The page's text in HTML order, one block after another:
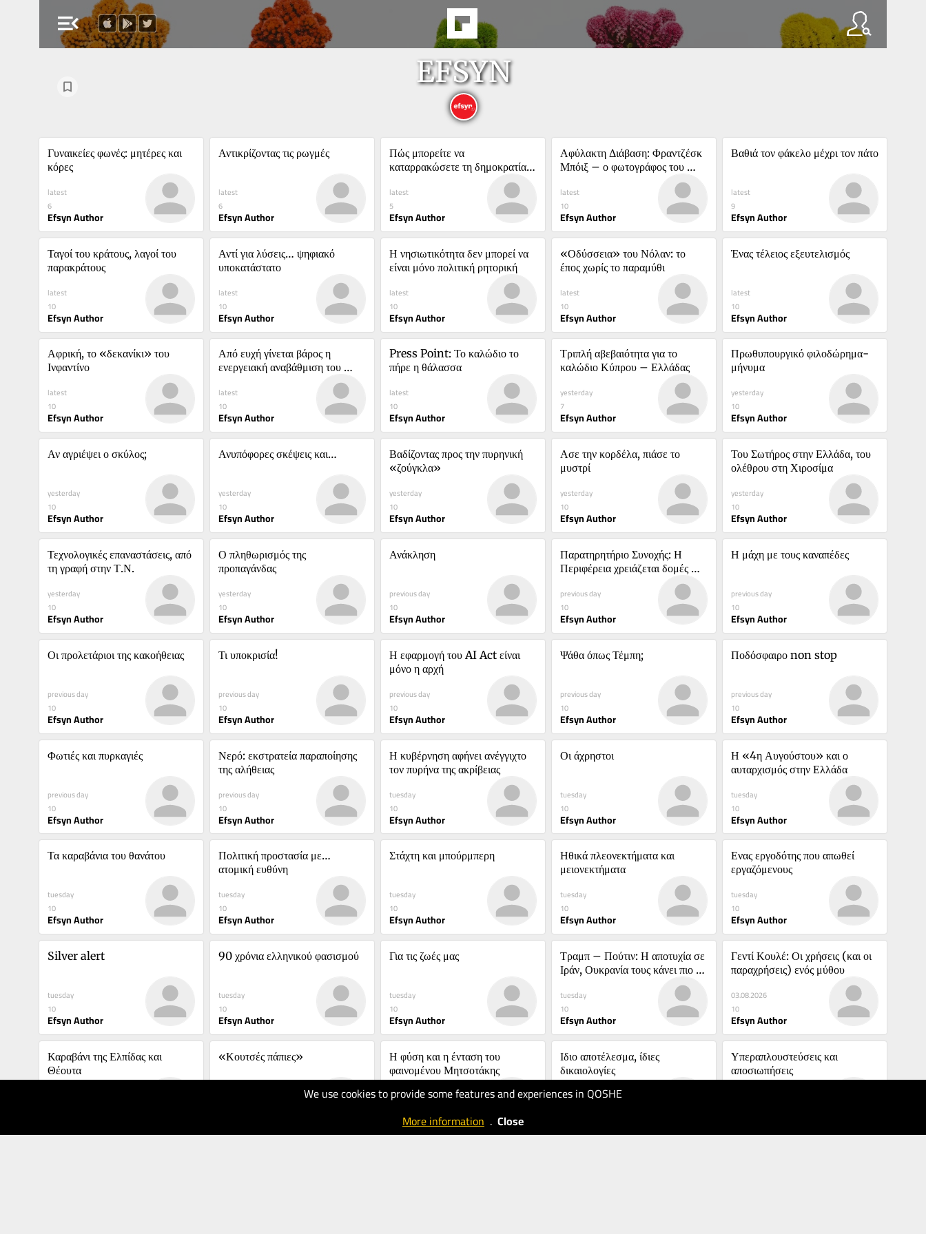
menu_open
EFSYN
We use cookies to provide some features and experiences in QOSHE
More information . Close
Γυναικείες φωνές: μητέρες και
κόρες
latest
6
Efsyn Author
Αντικρίζοντας τις ρωγμές
latest
6
Efsyn Author
Πώς μπορείτε να
καταρρακώσετε τη δημοκρατία
latest
5
Efsyn Author
Αφύλακτη Διάβαση: Φραντζέσκ
Μπόιξ – ο φωτογράφος του
latest
10
Efsyn Author
Βαθιά τον φάκελο μέχρι τον πάτο
latest
9
Efsyn Author
Ταγοί του κράτους, λαγοί του
παρακράτους
latest
10
Efsyn Author
Αντί για λύσεις… ψηφιακό
υποκατάστατο
latest
10
Efsyn Author
Η νησιωτικότητα δεν μπορεί να
είναι μόνο πολιτική ρητορική
latest
10
Efsyn Author
«Οδύσσεια» του Νόλαν: το
έπος χωρίς το παραμύθι
latest
10
Efsyn Author
Ένας τέλειος εξευτελισμός
latest
10
Efsyn Author
Αφρική, το «δεκανίκι» του
Ινφαντίνο
latest
10
Efsyn Author
Από ευχή γίνεται βάρος η
ενεργειακή αναβάθμιση του
latest
10
Efsyn Author
Press Point: Το καλώδιο το
πήρε η θάλασσα
latest
10
Efsyn Author
Τριπλή αβεβαιότητα για το
καλώδιο Κύπρου – Ελλάδας
yesterday
7
Efsyn Author
Πρωθυπουργικό φιλοδώρημα-
μήνυμα
yesterday
10
Efsyn Author
Αν αγριέψει ο σκύλος;
yesterday
10
Efsyn Author
Ανυπόφορες σκέψεις και…
yesterday
10
Efsyn Author
Βαδίζοντας προς την πυρηνική
«ζούγκλα»
yesterday
10
Efsyn Author
Ασε την κορδέλα, πιάσε το
μυστρί
yesterday
10
Efsyn Author
Του Σωτήρος στην Ελλάδα, του
ολέθρου στη Χιροσίμα
yesterday
10
Efsyn Author
Τεχνολογικές επαναστάσεις, από
τη γραφή στην Τ.Ν.
yesterday
10
Efsyn Author
Ο πληθωρισμός της
προπαγάνδας
yesterday
10
Efsyn Author
Ανάκληση
previous day
10
Efsyn Author
Παρατηρητήριο Συνοχής: Η
Περιφέρεια χρειάζεται δομές
previous day
10
Efsyn Author
Η μάχη με τους καναπέδες
previous day
10
Efsyn Author
Οι προλετάριοι της κακοήθειας
previous day
10
Efsyn Author
Τι υποκρισία!
previous day
10
Efsyn Author
Η εφαρμογή του AI Act είναι
μόνο η αρχή
previous day
10
Efsyn Author
Ψάθα όπως Τέμπη;
previous day
10
Efsyn Author
Ποδόσφαιρο non stop
previous day
10
Efsyn Author
Φωτιές και πυρκαγιές
previous day
10
Efsyn Author
Νερό: εκστρατεία παραποίησης
της αλήθειας
previous day
10
Efsyn Author
Η κυβέρνηση αφήνει ανέγγιχτο
τον πυρήνα της ακρίβειας
tuesday
10
Efsyn Author
Οι άχρηστοι
tuesday
10
Efsyn Author
Η «4η Αυγούστου» και ο
αυταρχισμός στην Ελλάδα
tuesday
10
Efsyn Author
Τα καραβάνια του θανάτου
tuesday
10
Efsyn Author
Πολιτική προστασία με…
ατομική ευθύνη
tuesday
10
Efsyn Author
Στάχτη και μπούρμπερη
tuesday
10
Efsyn Author
Ηθικά πλεονεκτήματα και
μειονεκτήματα
tuesday
10
Efsyn Author
Ενας εργοδότης που απωθεί
εργαζόμενους
tuesday
10
Efsyn Author
Silver alert
tuesday
10
Efsyn Author
90 χρόνια ελληνικού φασισμού
tuesday
10
Efsyn Author
Για τις ζωές μας
tuesday
10
Efsyn Author
Τραμπ – Πούτιν: Η αποτυχία σε
Ιράν, Ουκρανία τους κάνει πιο
tuesday
10
Efsyn Author
Γεντί Κουλέ: Οι χρήσεις (και οι
παραχρήσεις) ενός μύθου
03.08.2026
10
Efsyn Author
Καραβάνι της Ελπίδας και
Θέουτα
«Κουτσές πάπιες»
Η φύση και η ένταση του
φαινομένου Μητσοτάκης
03.08.2026
Efsyn Author
Ιδιο αποτέλεσμα, ίδιες
δικαιολογίες
03.08.2026
Υπεραπλουστεύσεις και
αποσιωπήσεις